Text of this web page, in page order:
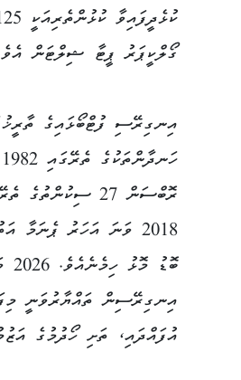
ގޯލްކީޕަރު ޕީޓާ ޝިލްޓަން
އިނގިރޭސި ފުޓްބޯޅައިގެ
ރޮބްސަން 27
އިނގިރޭސިން ތައްޔާރުވަނީ
އުފައްދައި، ތަށި ހޯދުމުގެ